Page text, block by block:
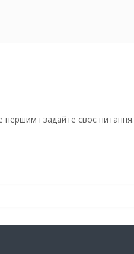
і задайте своє питання.